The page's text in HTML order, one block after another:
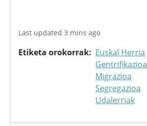
Last updated 3 mins ago
Etiketa orokorrak
Euskal Herria
Gentrifikazioa
Migrazioa
Segregazioa
Udalerriak